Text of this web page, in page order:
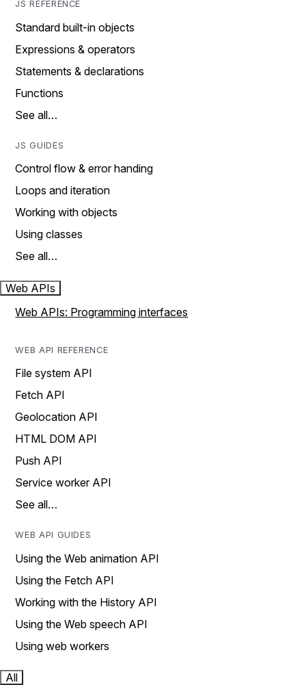
JS REFERENCE
Standard built-in objects
Expressions & operators
Statements & declarations
Functions
See all…
JS GUIDES
Control flow & error handing
Loops and iteration
Working with objects
Using classes
See all…
Web APIs
Web APIs: Programming interfaces
WEB API REFERENCE
File system API
Fetch API
Geolocation API
HTML DOM API
Push API
Service worker API
See all…
WEB API GUIDES
Using the Web animation API
Using the Fetch API
Working with the History API
Using the Web speech API
Using web workers
All